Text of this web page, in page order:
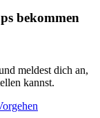
bekommen
meldest dich an,
kannst.